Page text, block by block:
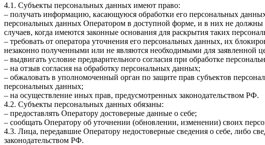
4.1. Субъекты персональных данных имеют право:
– получать информацию, касающуюся обработки его персональных
персональных данных Оператором в доступной форме, и в них не должны
случаев, когда имеются законные основания для раскрытия таких
– требовать от оператора уточнения его персональных данных, их
незаконно полученными или не являются необходимыми для заявленной
– выдвигать условие предварительного согласия при обработке
– на отзыв согласия на обработку персональных данных;
– обжаловать в уполномоченный орган по защите прав субъектов
персональных данных;
– на осуществление иных прав, предусмотренных законодательством РФ.
4.2. Субъекты персональных данных обязаны:
– предоставлять Оператору достоверные данные о себе;
– сообщать Оператору об уточнении (обновлении, изменении) своих
4.3. Лица, передавшие Оператору недостоверные сведения о себе, либо
законодательством РФ.